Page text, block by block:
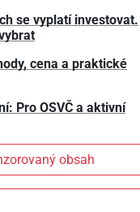
se vyplatí investovat.
cena a praktické
Pro OSVČ a aktivní
obsah